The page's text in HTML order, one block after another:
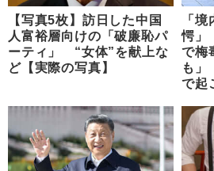
【写真5枚】訪日した中国
人富裕層向けの「破廉恥パ
ーティ」 “女体”を献上な
ど【実際の写真】
「
愕」
で梅
も
で起